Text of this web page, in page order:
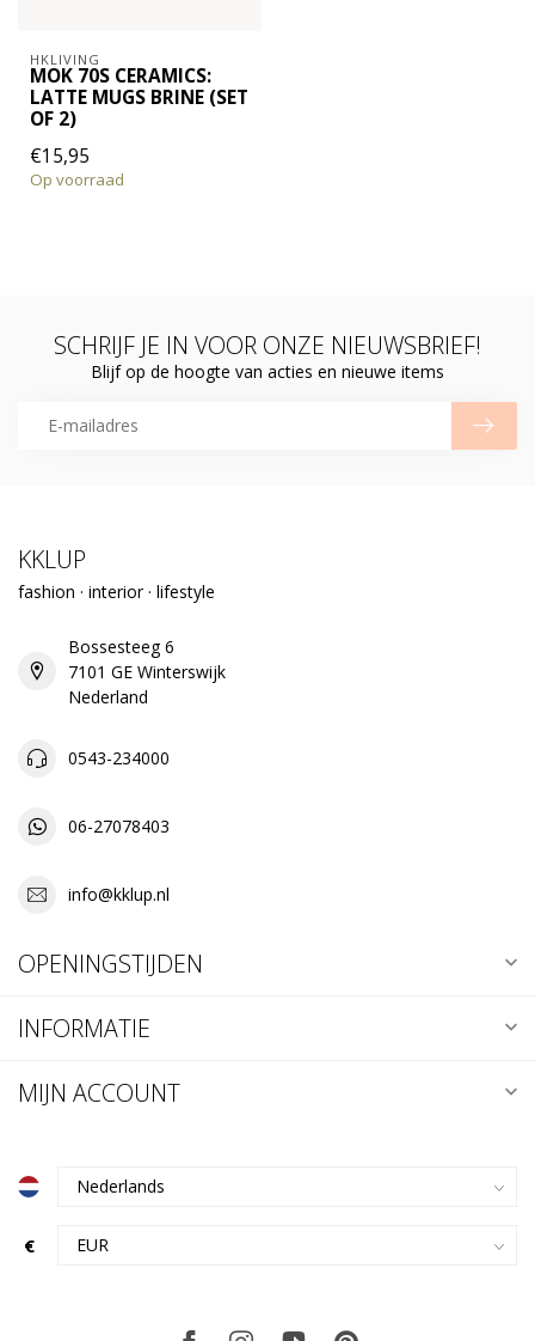
HKLIVING
MOK 70S CERAMICS:
LATTE MUGS BRINE (SET
OF 2)
€15,95
Op voorraad
SCHRIJF JE IN VOOR ONZE NIEUWSBRIEF!
Blijf op de hoogte van acties en nieuwe items
KKLUP
fashion · interior · lifestyle
Bossesteeg 6
7101 GE Winterswijk
Nederland
0543-234000
06-27078403
info@kklup.nl
OPENINGSTIJDEN
INFORMATIE
MIJN ACCOUNT
€